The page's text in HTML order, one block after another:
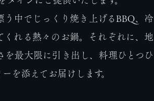
う中でじっくり焼き上げるBBQ、冷
くれる熱々のお鍋。それぞれに、地
を最大限に引き出し、料理ひとつひ
を添えてお届けします。